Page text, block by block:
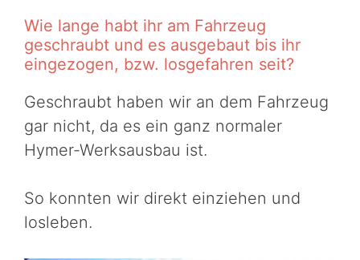
Wie lange habt ihr am Fahrzeug
geschraubt und es ausgebaut bis ihr
eingezogen, bzw. losgefahren seit?
Geschraubt haben wir an dem Fahrzeug
gar nicht, da es ein ganz normaler
Hymer-Werksausbau ist.
So konnten wir direkt einziehen und
losleben.